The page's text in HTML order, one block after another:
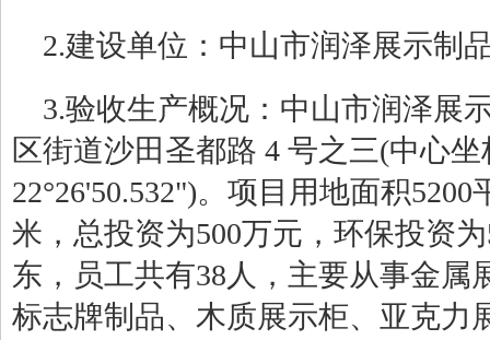
2.建设单位：中山市润泽展示制
3.验收生产概况：中山市润泽展
区街道沙田圣都路 4 号之三(中心坐
22°26'50.532")。项目用地面积
米，总投资为500万元，环保投资
东，员工共有38人，主要从事金属
标志牌制品、木质展示柜、亚克力